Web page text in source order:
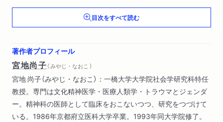
ＰＴＳＤ（後編）
恋愛と結婚
二〇歳の人生落伍者
謎の女
パレスチナ
レクイエム
GOOD BYE=THANK YOU
目次をすべて読む
著作者プロフィール
宮地尚子（ みやじ・なおこ ）
宮地 尚子（みやじ・なおこ）：一橋大学大学院社会学研究科特任
教授。専門は文化精神医学・医療人類学・トラウマとジェンダ
ー。精神科の医師として臨床をおこないつつ、研究をつづけて
いる。1986年京都府立医科大学卒業。1993年同大学院修了。